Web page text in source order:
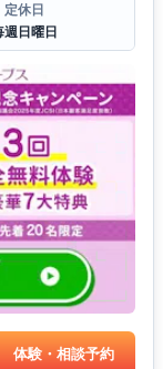
定休日
週日曜日
体験・相談予約